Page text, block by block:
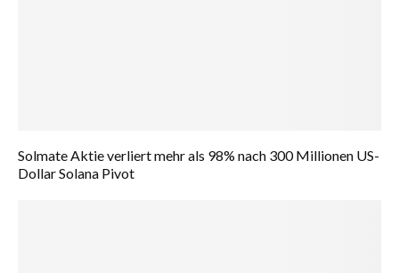
Solmate Aktie verliert mehr als 98% nach 300 Millionen US-
Dollar Solana Pivot